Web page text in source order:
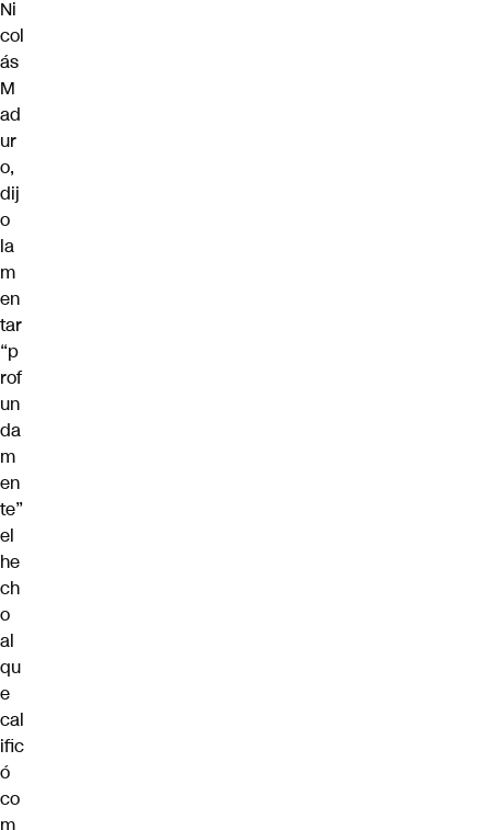
Ni
col
ás
M
ad
ur
o,
dij
o
la
m
en
tar
“p
rof
un
da
m
en
te”
el
he
ch
o
al
qu
e
cal
ific
ó
co
m